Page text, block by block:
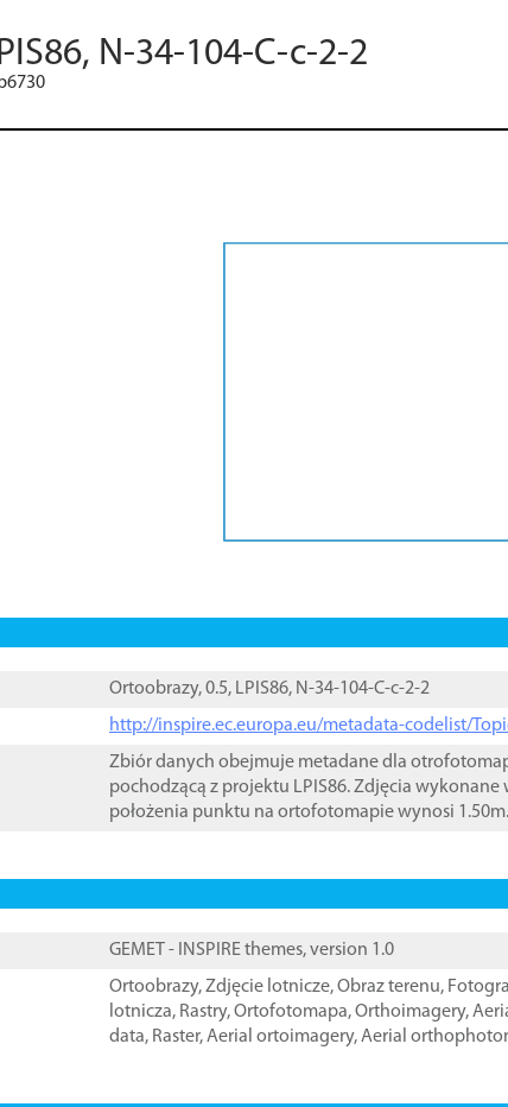
N-34-104-C-c-2-2
Ortoobrazy, 0.5, LPIS86, N-34-104-C-c-2-2
http://inspire.ec.europa.eu/metadata-codelist/
Zbiór danych obejmuje metadane dla
pochodzącą z projektu LPIS86. Zdjęcia wykonane
położenia punktu na ortofotomapie wynosi 1.50m.
GEMET - INSPIRE themes, version 1.0
Ortoobrazy,Zdjęcie lotnicze,Obraz terenu,
lotnicza, Rastry,Ortofotomapa,Orthoimagery,
data, Raster,Aerial ortoimagery,Aerial